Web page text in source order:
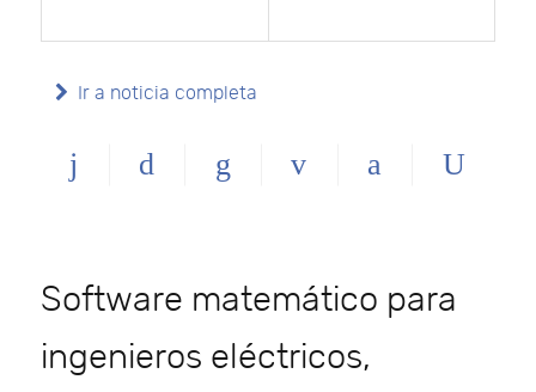
Ir a noticia completa
Software matemático para
ingenieros eléctricos,